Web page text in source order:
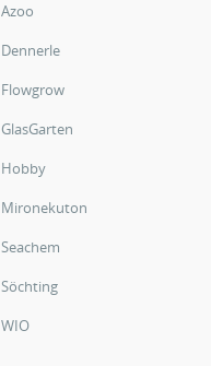
Azoo
Dennerle
Flowgrow
GlasGarten
Hobby
Mironekuton
Seachem
Söchting
WIO